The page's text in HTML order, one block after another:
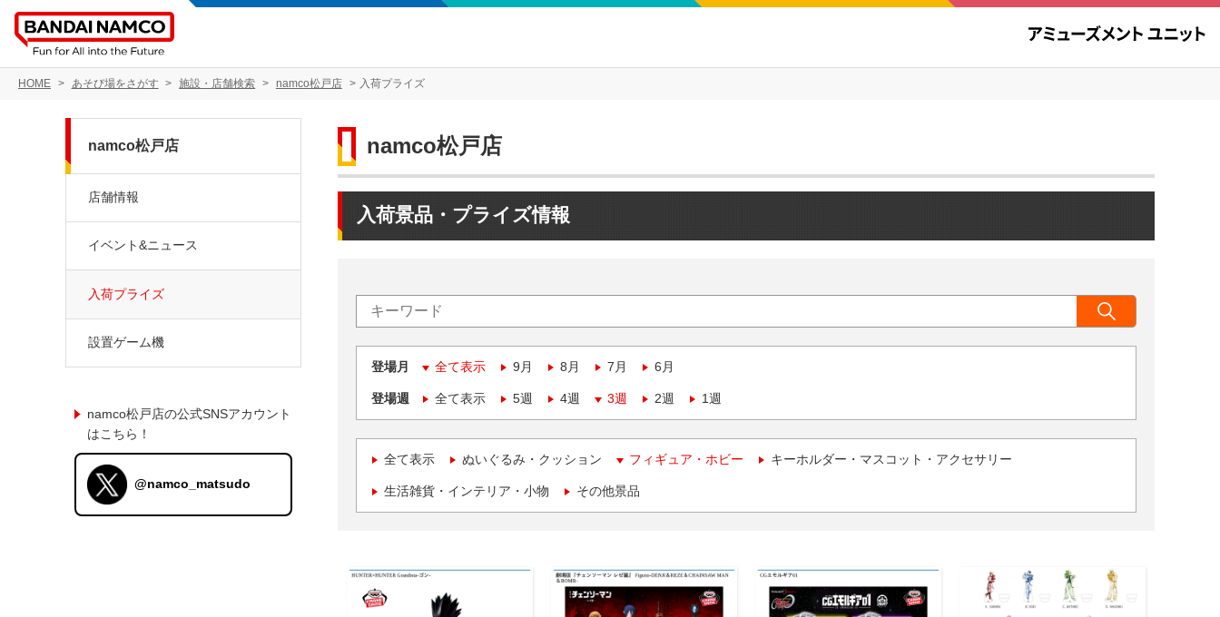
HOME あそび場をさがす 施設・店舗検索 namco松戸店 入荷プライズ
namco松戸店
入荷景品・プライズ情報
登場月 全て表示 9月 8月 7月 6月
登場週 全て表示 5週 4週 3週 2週 1週
全て表示 ぬいぐるみ・クッション フィギュア・ホビー キーホルダー・マスコット・アクセサリー
生活雑貨・インテリア・小物 その他景品
namco松戸店
店舗情報
イベント&ニュース
入荷プライズ
設置ゲーム機
namco松戸店の公式SNSアカウント
はこちら！
@namco_matsudo